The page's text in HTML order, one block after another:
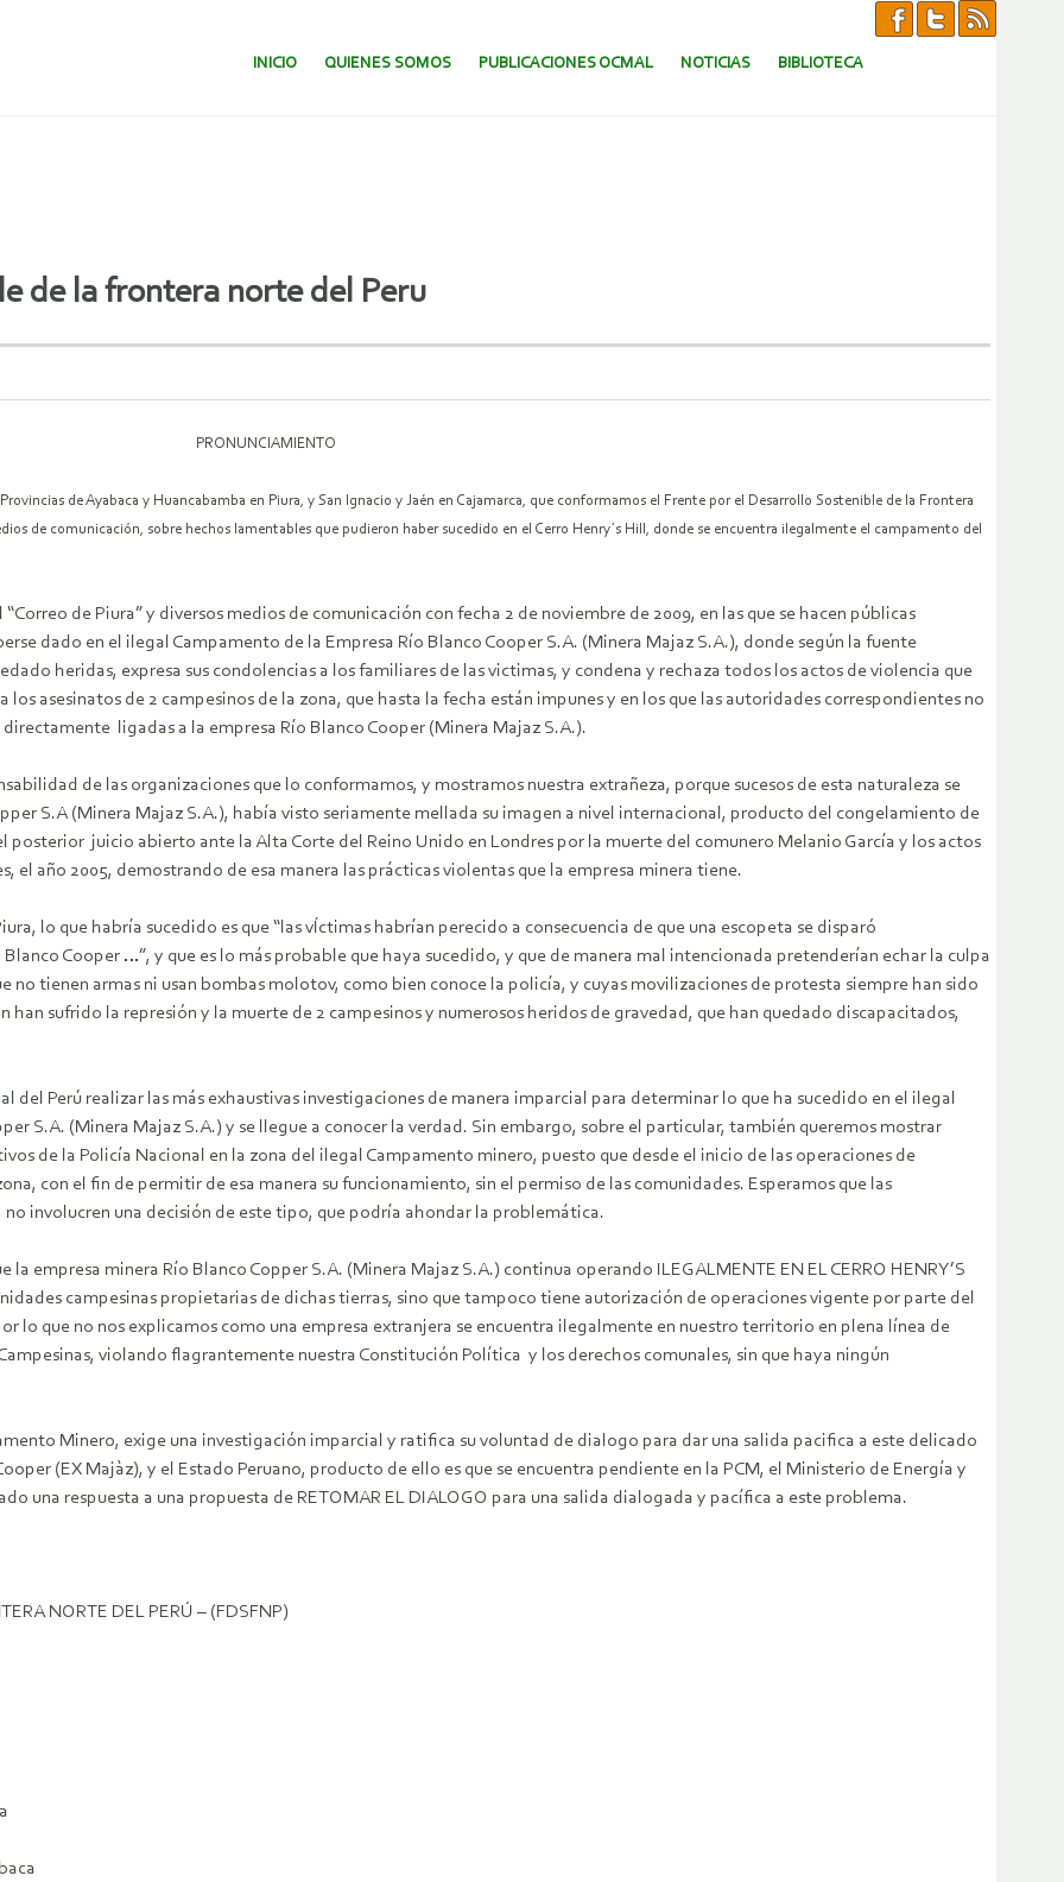
SALTAR AL CONTENIDO.
INICIO QUIENES SOMOS PUBLICACIONES OCMAL NOTICIAS BIBLIOTECA
de la frontera norte del Peru
PRONUNCIAMIENTO
de Ayabaca y Huancabamba en Piura, y San Ignacio y Jaén en Cajamarca, que conformamos el Frente por el Desarrollo Sostenible de la Frontera
de comunicación, sobre hechos lamentables que pudieron haber sucedido en el Cerro Henry´s Hill, donde se encuentra ilegalmente el campamento del
de Piura” y diversos medios de comunicación con fecha 2 de noviembre de 2009, en las que se hacen públicas
dado en el ilegal Campamento de la Empresa Río Blanco Cooper S.A. (Minera Majaz S.A.), donde según la fuente
heridas, expresa sus condolencias a los familiares de las victimas, y condena y rechaza todos los actos de violencia que
los asesinatos de 2 campesinos de la zona, que hasta la fecha están impunes y en los que las autoridades correspondientes no
ligadas a la empresa Río Blanco Cooper (Minera Majaz S.A.).
de las organizaciones que lo conformamos, y mostramos nuestra extrañeza, porque sucesos de esta naturaleza se
S.A (Minera Majaz S.A.), había visto seriamente mellada su imagen a nivel internacional, producto del congelamiento de
posterior juicio abierto ante la Alta Corte del Reino Unido en Londres por la muerte del comunero Melanio García y los actos
el año 2005, demostrando de esa manera las prácticas violentas que la empresa minera tiene.
lo que habría sucedido es que “las vÍctimas habrían perecido a consecuencia de que una escopeta se disparó
Cooper …”, y que es lo más probable que haya sucedido, y que de manera mal intencionada pretenderían echar la culpa
no tienen armas ni usan bombas molotov, como bien conoce la policía, y cuyas movilizaciones de protesta siempre han sido
han sufrido la represión y la muerte de 2 campesinos y numerosos heridos de gravedad, que han quedado discapacitados,
del Perú realizar las más exhaustivas investigaciones de manera imparcial para determinar lo que ha sucedido en el ilegal
S.A. (Minera Majaz S.A.) y se llegue a conocer la verdad. Sin embargo, sobre el particular, también queremos mostrar
de la Policía Nacional en la zona del ilegal Campamento minero, puesto que desde el inicio de las operaciones de
con el fin de permitir de esa manera su funcionamiento, sin el permiso de las comunidades. Esperamos que las
no involucren una decisión de este tipo, que podría ahondar la problemática.
empresa minera Río Blanco Copper S.A. (Minera Majaz S.A.) continua operando ILEGALMENTE EN EL CERRO HENRY’S
campesinas propietarias de dichas tierras, sino que tampoco tiene autorización de operaciones vigente por parte del
lo que no nos explicamos como una empresa extranjera se encuentra ilegalmente en nuestro territorio en plena línea de
violando flagrantemente nuestra Constitución Política y los derechos comunales, sin que haya ningún
Minero, exige una investigación imparcial y ratifica su voluntad de dialogo para dar una salida pacifica a este delicado
(EX Majàz), y el Estado Peruano, producto de ello es que se encuentra pendiente en la PCM, el Ministerio de Energía y
una respuesta a una propuesta de RETOMAR EL DIALOGO para una salida dialogada y pacífica a este problema.
NORTE DEL PERÚ – (FDSFNP)